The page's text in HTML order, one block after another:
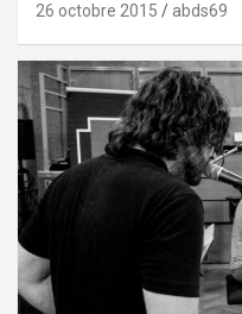
26 octobre 2015 abds69